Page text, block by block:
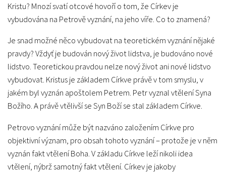
Kristu? Mnozí svatí otcové hovoří o tom, že Církev je
vybudována na Petrově vyznání, na jeho víře. Co to znamená?
Je snad možné něco vybudovat na teoretickém vyznání nějaké
pravdy? Vždyť je budován nový život lidstva, je budováno nové
lidstvo. Teoretickou pravdou nelze nový život ani nové lidstvo
vybudovat. Kristus je základem Církve právě v tom smyslu, v
jakém byl vyznán apoštolem Petrem. Petr vyznal vtělení Syna
Božího. A právě vtělivší se Syn Boží se stal základem Církve.
Petrovo vyznání může být nazváno založením Církve pro
objektivní význam, pro obsah tohoto vyznání – protože je v něm
vyznán fakt vtělení Boha. V základu Církve leží nikoli idea
vtělení, nýbrž samotný fakt vtělení. Církev je jakoby